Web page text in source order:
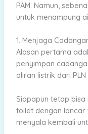
PAM. Namun,
untuk menampung
1. Menjaga
Alasan pertama
penyimpan
aliran listrik dari
Siapapun tetap bisa
toilet dengan lancar
menyala kembali